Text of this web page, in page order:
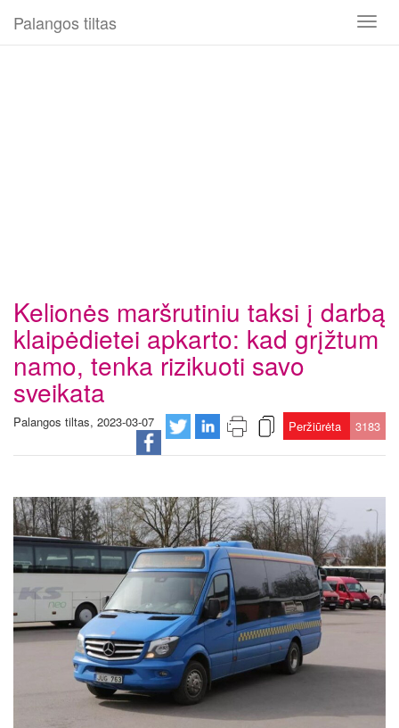
Toggle
Palangos tiltas
Kelionės maršrutiniu taksi į darbą
klaipėdietei apkarto: kad grįžtum
namo, tenka rizikuoti savo
sveikata
Palangos tiltas, 2023-03-07 Peržiūrėta 3183